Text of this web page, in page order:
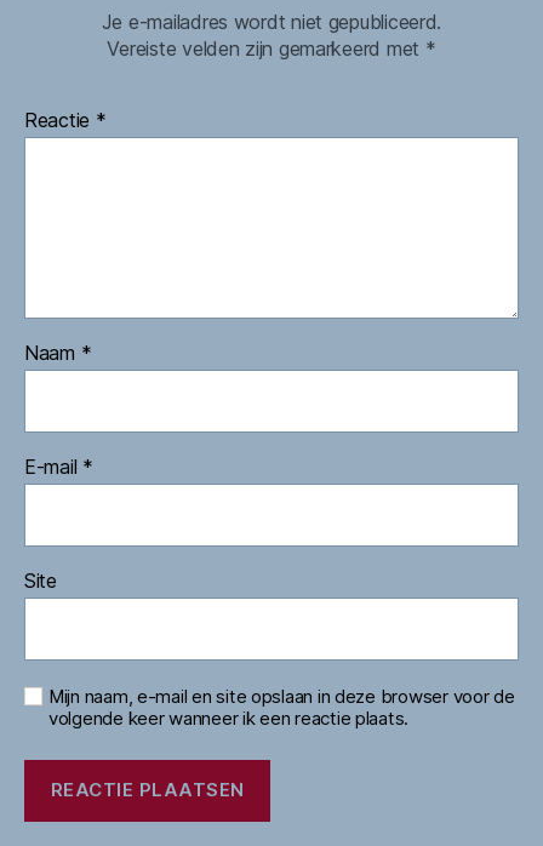
Je e-mailadres wordt niet gepubliceerd.
Vereiste velden zijn gemarkeerd met *
Reactie *
Naam *
E-mail *
Site
Mijn naam, e-mail en site opslaan in deze browser voor de
volgende keer wanneer ik een reactie plaats.